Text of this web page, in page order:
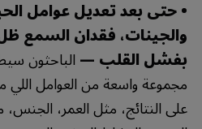
• حتى بعد تعديل عوامل
والجينات، فقدان السمع
بفشل القلب —الباحثون
مجموعة واسعة من العوامل اللي
على النتائج، مثل العمر،